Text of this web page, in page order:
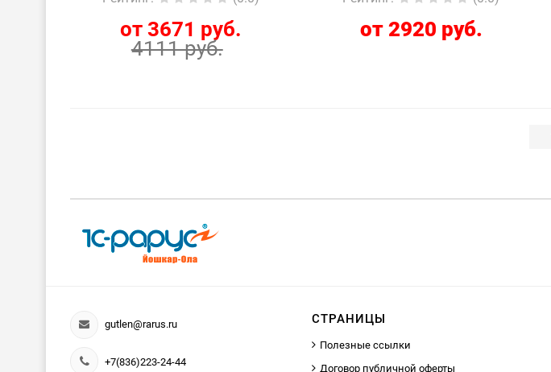
от 3671 руб.
4111 руб.
от 2920 руб.
gutlen@rarus.ru
+7(836)223-24-44
СТРАНИЦЫ
Полезные ссылки
Договор публичной оферты